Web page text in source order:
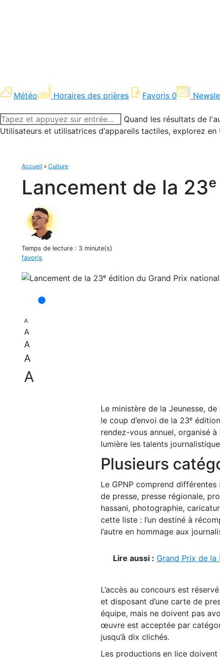
Météo Horaires des prières Favoris 0
Recherche
:
Quand les résultats de
Utilisateurs et utilisatrices d‘appareils tactiles, explorez
Accueil » Culture
Lancement de la
Temps de lecture : 3 minute(s)
favoris
A
A
A
A
A
Le ministère de la Jeunesse,
le coup d’envoi de la 23ᵉ
rendez-vous annuel, organisé
lumière les talents
Plusieurs
Le GPNP comprend
de presse, presse régionale,
hassani, photographie,
cette liste : l’un destiné à
l’autre en hommage aux
Lire aussi : Grand Prix de la
L’accès au concours est
et disposant d’une carte de
équipe, mais ne doivent pas
œuvre est acceptée par
jusqu’à dix clichés.
Les productions en lice